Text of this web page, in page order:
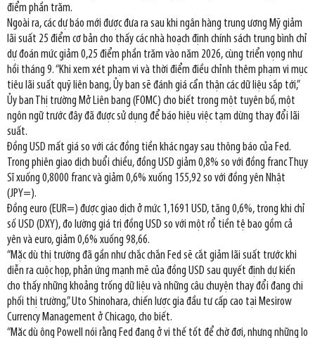
điểm phần trăm.
Ngoài ra, các dự báo mới được đưa ra sau khi ngân hàng trung ương Mỹ giảm
lãi suất 25 điểm cơ bản cho thấy các nhà hoạch định chính sách trung bình chỉ
dự đoán mức giảm 0,25 điểm phần trăm vào năm 2026, cùng triển vọng như
hồi tháng 9. “Khi xem xét phạm vi và thời điểm điều chỉnh thêm phạm vi mục
tiêu lãi suất quỹ liên bang, Ủy ban sẽ đánh giá cẩn thận các dữ liệu sắp tới,”
Ủy ban Thị trường Mở Liên bang (FOMC) cho biết trong một tuyên bố, một
ngôn ngữ trước đây đã được sử dụng để báo hiệu việc tạm dừng thay đổi lãi
suất.
Đồng USD mất giá so với các đồng tiền khác ngay sau thông báo của Fed.
Trong phiên giao dịch buổi chiều, đồng USD giảm 0,8% so với đồng franc Thụy
Sĩ xuống 0,8000 franc và giảm 0,6% xuống 155,92 so với đồng yên Nhật
(JPY=).
Đồng euro (EUR=) được giao dịch ở mức 1,1691 USD, tăng 0,6%, trong khi chỉ
số USD (DXY), đo lường giá trị đồng USD so với một rổ tiền tệ bao gồm cả
yên và euro, giảm 0,6% xuống 98,66.
“Mặc dù thị trường đã gần như chắc chắn Fed sẽ cắt giảm lãi suất trước khi
diễn ra cuộc họp, phản ứng mạnh mẽ của đồng USD sau quyết định dự kiến
cho thấy những khoảng trống dữ liệu và những câu chuyện thay đổi đang chi
phối thị trường,” Uto Shinohara, chiến lược gia đầu tư cấp cao tại Mesirow
Currency Management ở Chicago, cho biết.
“Mặc dù ông Powell nói rằng Fed đang ở vị thế tốt để chờ đợi, nhưng những lo